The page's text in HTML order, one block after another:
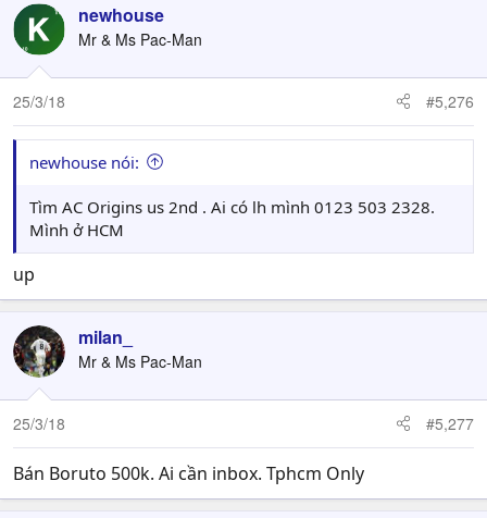
newhouse
Mr & Ms Pac-Man
25/3/18 #5,276
newhouse nói:
Tìm AC Origins us 2nd . Ai có lh mình 0123 503 2328.
Mình ở HCM
up
milan_
Mr & Ms Pac-Man
25/3/18 #5,277
Bán Boruto 500k. Ai cần inbox. Tphcm Only